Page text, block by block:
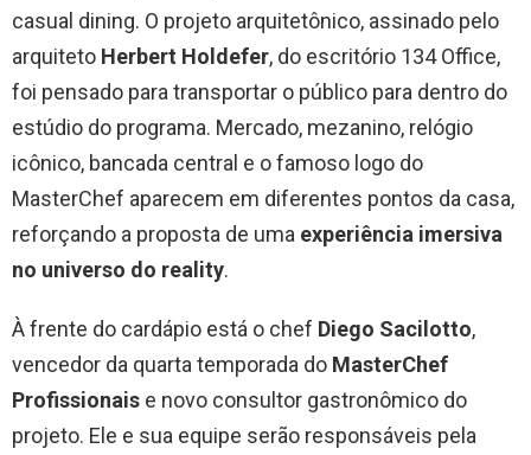
casual dining. O projeto arquitetônico, assinado pelo
arquiteto Herbert Holdefer, do escritório 134 Office,
foi pensado para transportar o público para dentro do
estúdio do programa. Mercado, mezanino, relógio
icônico, bancada central e o famoso logo do
MasterChef aparecem em diferentes pontos da casa,
reforçando a proposta de uma experiência imersiva
no universo do reality.
À frente do cardápio está o chef Diego Sacilotto,
vencedor da quarta temporada do MasterChef
Profissionais e novo consultor gastronômico do
projeto. Ele e sua equipe serão responsáveis pela